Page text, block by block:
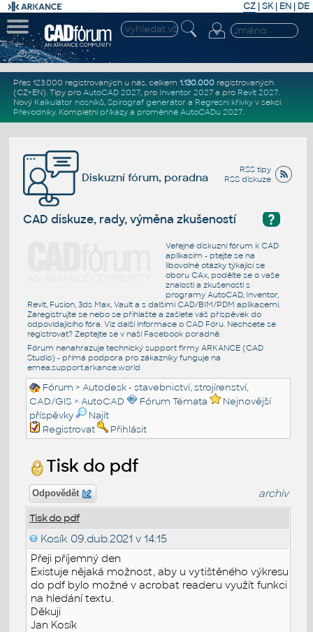
CZ | SK| EN | DE
Přes 123.000 registrovaných u nás, celkem 1.130.000registrovaných
(CZ+EN). Tipy pro AutoCAD 2027, pro Inventor 2027a pro Revit 2027.
Nový Kalkulátor nosníků, Spirograf generátor a Regresní křivkyv sekci
Převodníky. Kompletní příkazya proměnné AutoCADu 2027.
RSS tipy
RSS diskuze
Diskuzní fórum, poradna
?
CAD diskuze, rady, výměna zkušeností
Veřejné diskuzní fórum k CAD
aplikacím - ptejte se na
libovolné otázky týkající se
oboru CAx, podělte se o vaše
znalosti a zkušenosti s
programy AutoCAD, Inventor,
Revit, Fusion, 3ds Max, Vault a s dalšími CAD/BIM/PDM aplikacemi.
Zaregistrujte se nebo se přihlašte a zašlete váš příspěvek do
odpovídajícího fóra. Viz další informace o CAD Fóru. Nechcete se
registrovat? Zeptejte se v naší Facebook poradně.
Fórum nenahrazuje technický support firmy ARKANCE (CAD
Studio) - přímá podpora pro zákazníky funguje na
emea.support.arkance.world
Fórum >Autodesk - stavebnictví, strojírenství,
CAD/GIS >AutoCAD Fórum Témata
Nejnovější
příspěvky
Najít
Registrovat
Přihlásit
Tisk do pdf
Odpovědět archiv
Tisk do pdf
Kosík 09.dub.2021 v 14:15
Přeji příjemný den
Existuje nějaká možnost, aby u vytištěného výkresu
do pdf bylo možné v acrobat readeru využít funkci
na hledání textu.
Děkuji
Jan Kosík